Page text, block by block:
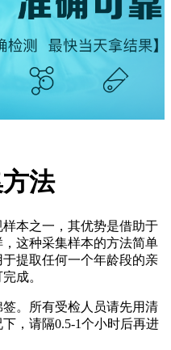
法
本之一，其优势是借助于
这种采集样本的方法简单
提取任何一个年龄段的亲
成。
。所有受检人员请先用清
，请隔0.5-1个小时后再进